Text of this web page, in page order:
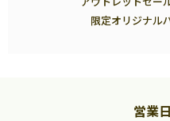
限定オリジナル
営業